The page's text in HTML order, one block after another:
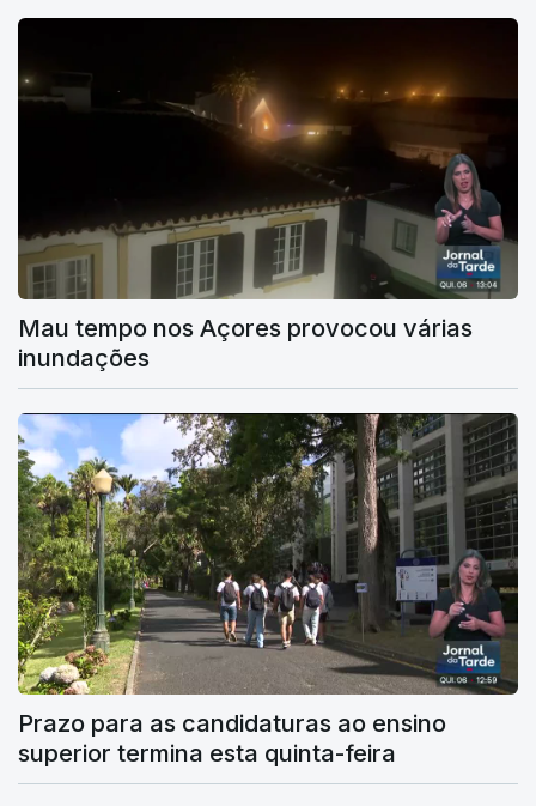
Mau tempo nos Açores provocou várias
inundações
Prazo para as candidaturas ao ensino
superior termina esta quinta-feira